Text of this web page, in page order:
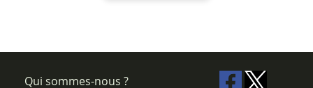
Qui sommes-nous ?